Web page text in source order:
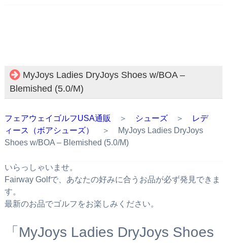
MyJoys Ladies DryJoys Shoes w/BOA –
Blemished (5.0/M)
フェアウェイゴルフUSA通販 ＞ シューズ＞
レデ
ィース（ボアシューズ）
＞ MyJoys Ladies DryJoys
Shoes w/BOA – Blemished (5.0/M)
いらっしゃいませ。
Fairway Golfで、あなたの好みに合うお品が必ず発見できま
す。
最新のお品でゴルフをお楽しみください。
「MyJoys Ladies DryJoys Shoes